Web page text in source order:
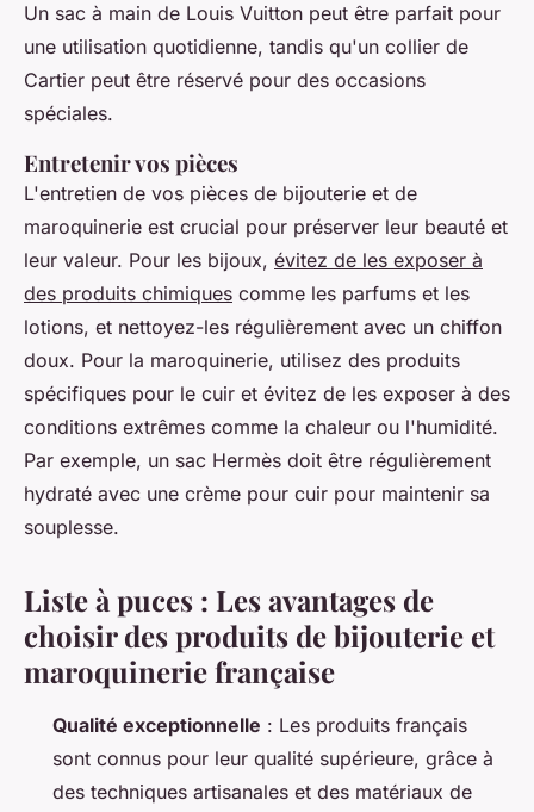
Un sac à main de Louis Vuitton peut être parfait pour
une utilisation quotidienne, tandis qu'un collier de
Cartier peut être réservé pour des occasions
spéciales.
Entretenir vos pièces
L'entretien de vos pièces de bijouterie et de
maroquinerie est crucial pour préserver leur beauté et
leur valeur. Pour les bijoux, évitez de les exposer à
des produits chimiques comme les parfums et les
lotions, et nettoyez-les régulièrement avec un chiffon
doux. Pour la maroquinerie, utilisez des produits
spécifiques pour le cuir et évitez de les exposer à des
conditions extrêmes comme la chaleur ou l'humidité.
Par exemple, un sac Hermès doit être régulièrement
hydraté avec une crème pour cuir pour maintenir sa
souplesse.
Liste à puces : Les avantages de
choisir des produits de bijouterie et
maroquinerie française
Qualité exceptionnelle : Les produits français
sont connus pour leur qualité supérieure, grâce à
des techniques artisanales et des matériaux de